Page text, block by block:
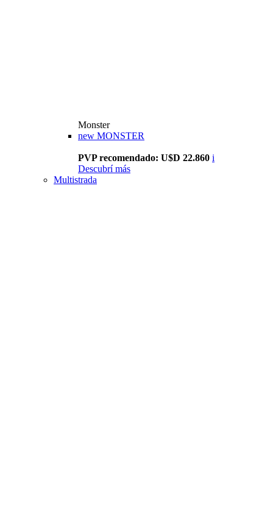
Monster
new MONSTER
PVP recomendado: U$D 22.860 i
Descubrí más
Multistrada